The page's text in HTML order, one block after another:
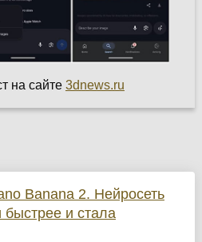
на сайте 3dnews.ru
Banana 2. Нейросеть
быстрее и стала